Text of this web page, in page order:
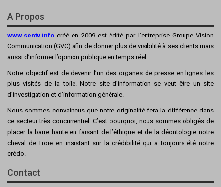
A Propos
www.sentv.info créé en 2009 est édité par l’entreprise Groupe Vision
Communication (GVC) afin de donner plus de visibilité à ses clients mais
aussi d’informer l’opinion publique en temps réel.
Notre objectif est de devenir l’un des organes de presse en lignes les
plus visités de la toile. Notre site d’information se veut être un site
d’investigation et d’information générale.
Nous sommes convaincus que notre originalité fera la différence dans
ce secteur très concurrentiel. C’est pourquoi, nous sommes obligés de
placer la barre haute en faisant de l’éthique et de la déontologie notre
cheval de Troie en insistant sur la crédibilité qui a toujours été notre
crédo.
Contact